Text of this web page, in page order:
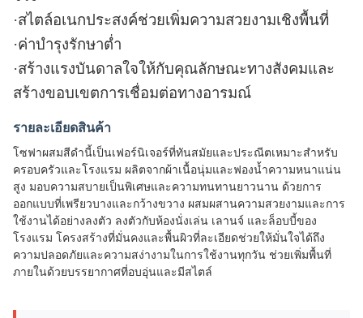
·สไตล์อเนกประสงค์ช่วยเพิ่มความสวยงามเชิงพื้นที่
·ค่าบำรุงรักษาต่ำ
·สร้างแรงบันดาลใจให้กับคุณลักษณะทางสังคมและ
สร้างขอบเขตการเชื่อมต่อทางอารมณ์
รายละเอียดสินค้า
โซฟาผสมสีดำนี้เป็นเฟอร์นิเจอร์ที่ทันสมัยและประณีตเหมาะสำหรับ
ครอบครัวและโรงแรม ผลิตจากผ้าเนื้อนุ่มและฟองน้ำความหนาแน่น
สูง มอบความสบายเป็นพิเศษและความทนทานยาวนาน ด้วยการ
ออกแบบที่เพรียวบางและกว้างขวาง ผสมผสานความสวยงามและการ
ใช้งานได้อย่างลงตัว ลงตัวกับห้องนั่งเล่น เลานจ์ และล็อบบี้ของ
โรงแรม โครงสร้างที่มั่นคงและพื้นผิวที่ละเอียดช่วยให้มั่นใจได้ถึง
ความปลอดภัยและความสง่างามในการใช้งานทุกวัน ช่วยเพิ่มพื้นที่
ภายในด้วยบรรยากาศที่อบอุ่นและมีสไตล์